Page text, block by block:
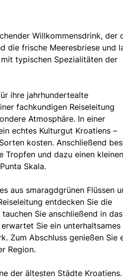
Willkommensdrink, der
die frische Meeresbriese und
typischen Spezialitäten der
ihre jahrhundertealte
fachkundigen Reiseleitung
Atmosphäre. In einer
echtes Kulturgut Kroatiens –
kosten. Anschließend
Tropfen und dazu einen kleinen
Skala.
aus smaragdgrünen Flüssen
entdecken Sie die
Sie anschließend in das
Sie ein unterhaltsames
Zum Abschluss genießen Sie
Region.
der ältesten Städte Kroatiens.